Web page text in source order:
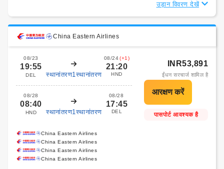
उड़ान विवरण देखें
China Eastern Airlines
08/23
19:55
DEL स्थानांतरण1स्थानांतरण
08/24 (+1)
21:20
HND
08/28
08:40
HND स्थानांतरण1स्थानांतरण
08/28
17:45
DEL
INR53,891
ईंधन सरचार्ज शामिल है
पासपोर्ट आवश्यक है
China Eastern Airlines
China Eastern Airlines
China Eastern Airlines
China Eastern Airlines